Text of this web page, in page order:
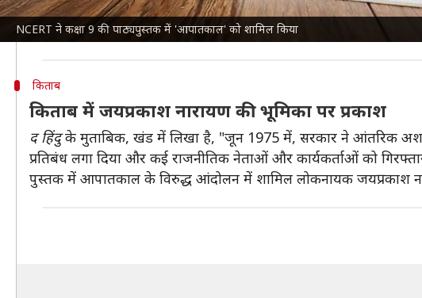
NCERT ने कक्षा 9 की पाठ्यपुस्तक में 'आपातकाल' को शामिल किया
खंड में लिखा है, "भारत में लोकतंत्र के सामने सबसे बड़ी चुनौतियों में से एक
सरकार के प्रति जनता का असंतोष बढ़ रहा था। बेरोजगारी, मुद्रास्फीति
किताब
किताब में जयप्रकाश नारायण की भूमिका पर प्रकाश
द हिंदुके मुताबिक, खंड में लिखा है, "जून 1975 में, सरकार ने आंतरिक
प्रतिबंध लगा दिया और कई राजनीतिक नेताओं और कार्यकर्ताओं को
पुस्तक में आपातकाल के विरुद्ध आंदोलन में शामिल लोकनायक जयप्रकाश